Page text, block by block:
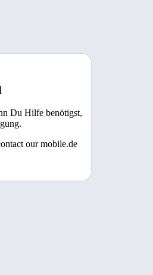
Du Hilfe benötigst,
our mobile.de